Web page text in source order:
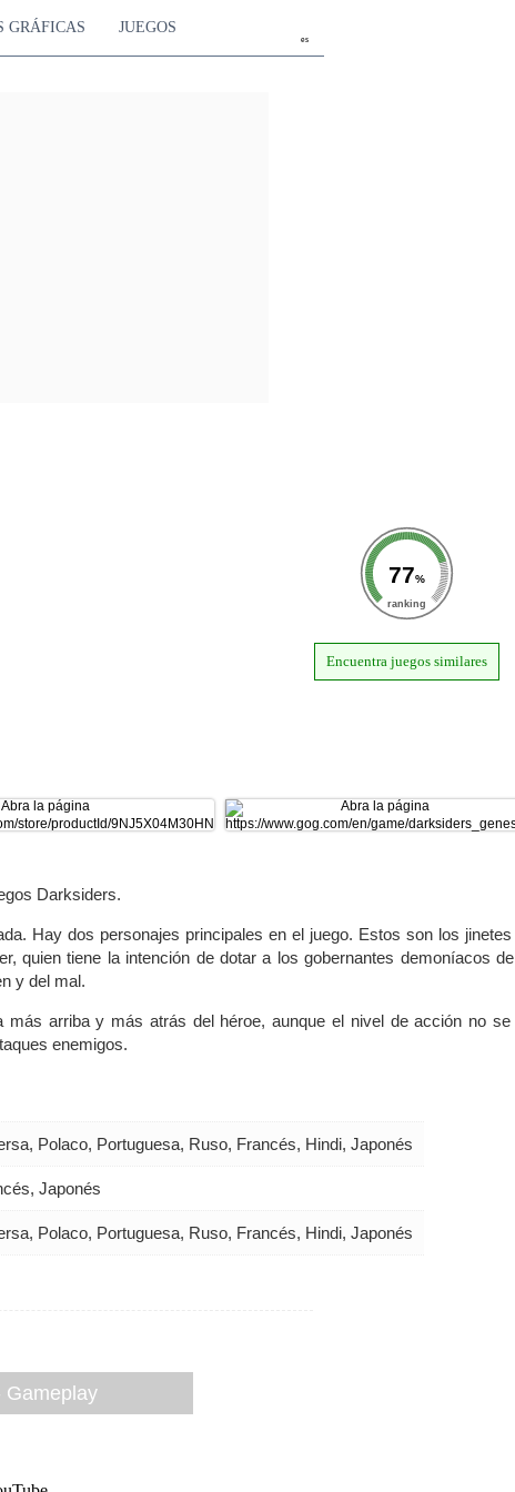
es
GRÁFICAS JUEGOS
77%
ranking
Encuentra juegos similares
Darksiders.
Hay dos personajes principales en el juego. Estos son los jinetes
quien tiene la intención de dotar a los gobernantes demoníacos
y del mal.
arriba y más atrás del héroe, aunque el nivel de acción no se
enemigos.
Polaco, Portuguesa, Ruso, Francés, Hindi, Japonés
Japonés
Polaco, Portuguesa, Ruso, Francés, Hindi, Japonés
Gameplay